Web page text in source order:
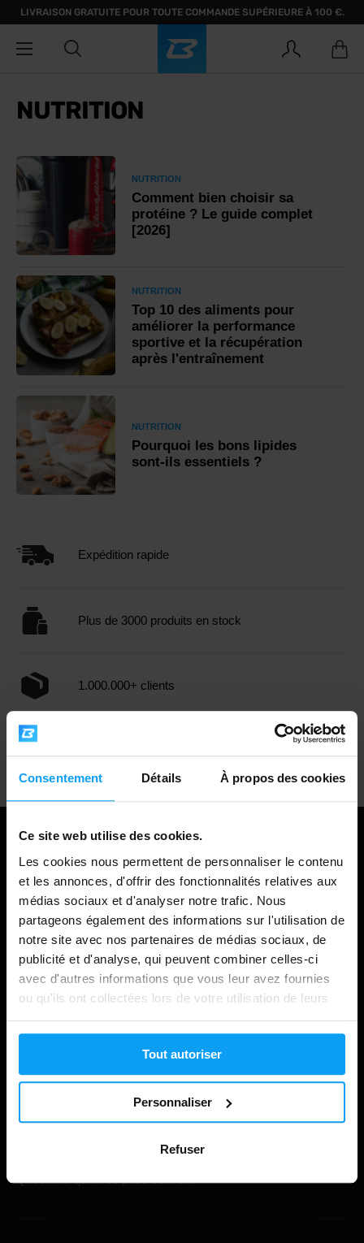
Consentement Détails À propos des cookies
Ce site web utilise des cookies.
Les cookies nous permettent de personnaliser le contenu
et les annonces, d'offrir des fonctionnalités relatives aux
médias sociaux et d'analyser notre trafic. Nous
partageons également des informations sur l'utilisation de
notre site avec nos partenaires de médias sociaux, de
publicité et d'analyse, qui peuvent combiner celles-ci
avec d'autres informations que vous leur avez fournies
ou qu'ils ont collectées lors de votre utilisation de leurs
services.
Tout autoriser
Personnaliser
Refuser
LIVRAISON GRATUITE POUR TOUTE COMMANDE SUPÉRIEURE À 100 €.
NUTRITION
NUTRITION
Comment bien choisir sa
protéine ? Le guide complet
[2026]
NUTRITION
Top 10 des aliments pour
améliorer la performance
sportive et la récupération
après l'entraînement
NUTRITION
Pourquoi les bons lipides
sont-ils essentiels ?
Expédition rapide
Plus de 3000 produits en stock
1.000.000+ clients
Shopping
Cartes cadeaux
Expédition et livraison
Questions qu'on se pose souvent